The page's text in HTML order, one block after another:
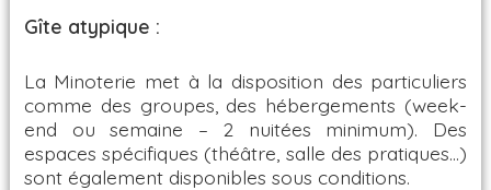
Gîte atypique :
La Minoterie met à la disposition des particuliers
comme des groupes, des hébergements (week-
end ou semaine – 2 nuitées minimum). Des
espaces spécifiques (théâtre, salle des pratiques…)
sont également disponibles sous conditions.